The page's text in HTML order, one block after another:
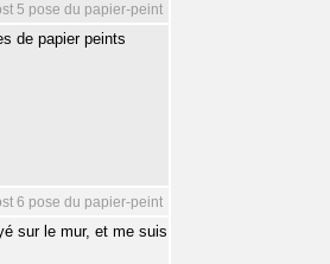
5 pose du papier-peint
de papier peints
6 pose du papier-peint
sur le mur, et me suis